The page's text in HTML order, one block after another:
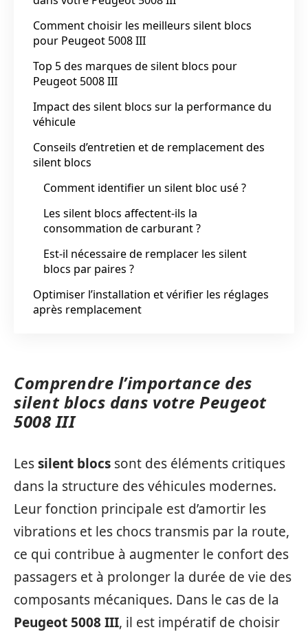
Comment choisir les meilleurs silent blocs
pour Peugeot 5008 III
Top 5 des marques de silent blocs pour
Peugeot 5008 III
Impact des silent blocs sur la performance du
véhicule
Conseils d’entretien et de remplacement des
silent blocs
Comment identifier un silent bloc usé ?
Les silent blocs affectent-ils la
consommation de carburant ?
Est-il nécessaire de remplacer les silent
blocs par paires ?
Optimiser l’installation et vérifier les réglages
après remplacement
Comprendre l’importance des
silent blocs dans votre Peugeot
5008 III
Lessilent blocs sont des éléments critiques
dans la structure des véhicules modernes.
Leur fonction principale est d’amortir les
vibrations et les chocs transmis par la route,
ce qui contribue à augmenter le confort des
passagers et à prolonger la durée de vie des
composants mécaniques. Dans le cas de la
Peugeot 5008 III, il est impératif de choisir